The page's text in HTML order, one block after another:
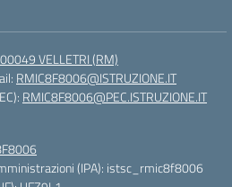
VELLETRI (RM)
RMIC8F8006@ISTRUZIONE.IT
RMIC8F8006@PEC.ISTRUZIONE.IT
(IPA): istsc_rmic8f8006